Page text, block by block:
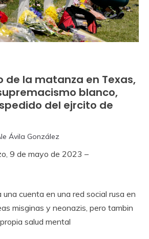
de la matanza en Texas,
blanco,
del ejrcito de
Ávila González
9 de mayo de 2023 –
cuenta en una red social rusa en
misginas y neonazis, pero tambin
salud mental